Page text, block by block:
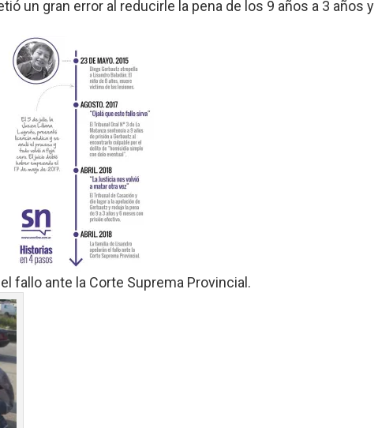
un gran error al reducirle la pena de los 9 años a 3 años y
fallo ante la Corte Suprema Provincial.